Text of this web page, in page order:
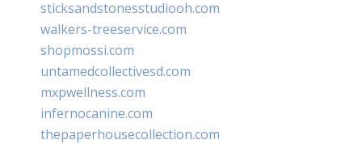
sticksandstonesstudiooh.com
walkers-treeservice.com
shopmossi.com
untamedcollectivesd.com
mxpwellness.com
infernocanine.com
thepaperhousecollection.com